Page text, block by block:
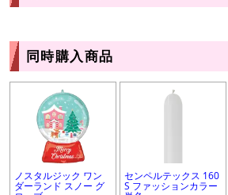
同時購入商品
ノスタルジック ワン
ダーランド スノー グ
センペルテックス 160
S ファッションカラー